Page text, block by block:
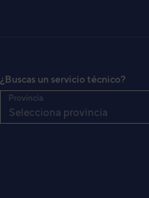
¿Buscas un servicio técnico?
Selecciona provincia
Provincia